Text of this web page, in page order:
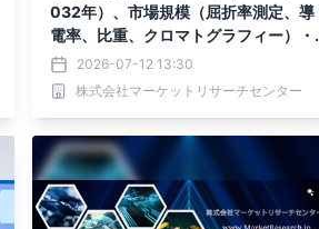
032年）、市場規模（屈折率測定、導
電率、比重、クロマトグラフィー）・
分析レポートを発表
2026-07-12 13:30
株式会社マーケットリサーチセンター